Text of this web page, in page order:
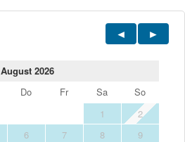
August 2026
Do Fr Sa
So
1
2
6 7 8
9